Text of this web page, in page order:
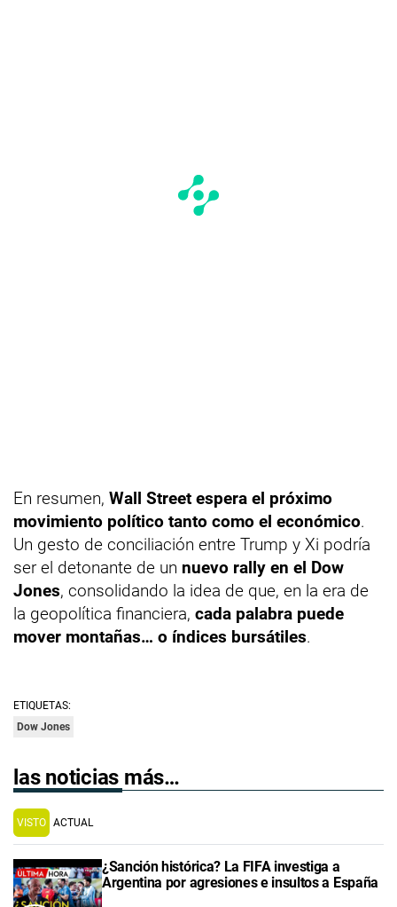
En resumen, Wall Street espera el próximo
movimiento político tanto como el económico.
Un gesto de conciliación entre Trump y Xi podría
ser el detonante de un nuevo rally en el Dow
Jones, consolidando la idea de que, en la era de
la geopolítica financiera, cada palabra puede
mover montañas… o índices bursátiles.
ETIQUETAS:
Dow Jones
las noticias más…
VISTO ACTUAL
¿Sanción histórica? La FIFA investiga a
Argentina por agresiones e insultos a España